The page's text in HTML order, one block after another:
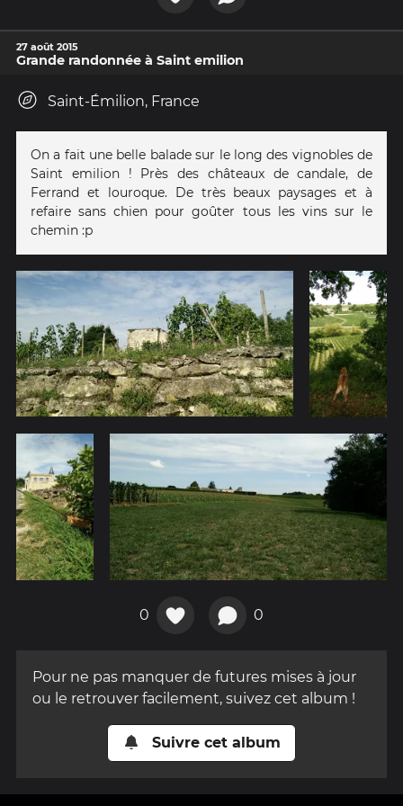
27 août 2015
Grande randonnée à Saint emilion
Saint-Émilion, France
On a fait une belle balade sur le long des vignobles de
Saint emilion ! Près des châteaux de candale, de
Ferrand et louroque. De très beaux paysages et à
refaire sans chien pour goûter tous les vins sur le
chemin :p
0 0
Pour ne pas manquer de futures mises à jour
ou le retrouver facilement, suivez cet album !
Suivre cet album